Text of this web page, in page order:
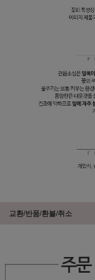
교환/반품/환불/취소